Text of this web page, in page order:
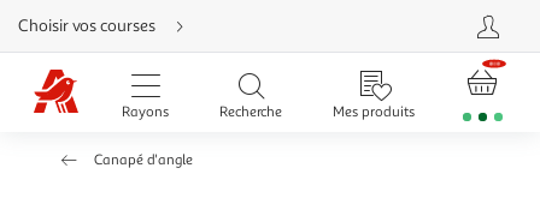
Aller
directement
au
contenu
Aller
directement
Aller
Choisir vos courses
Rayons Recherche Mes produits
Canapé d'angle